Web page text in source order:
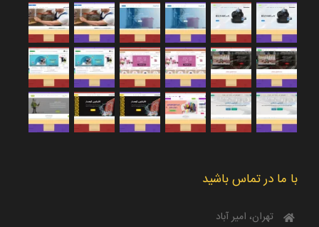
با ما در تماس باشید
تهران، امیر آباد